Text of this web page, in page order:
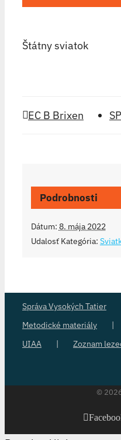
Štátny sviatok
EC B Brixen
Podrobnosti
Dátum: 8. mája 2022
Udalosť Kategória:
Správa Vysokých Tatier
Metodické materiály
UIAA
Zoznam
©